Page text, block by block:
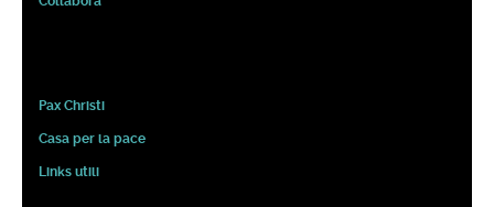
Pax Christi
Casa per la pace
Links utili